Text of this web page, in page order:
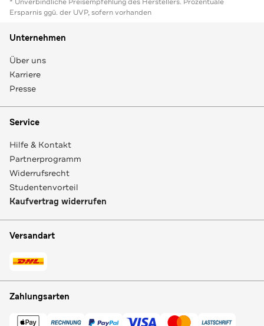
Ersparnis ggü. der UVP, sofern vorhanden
Unternehmen
Über uns
Karriere
Presse
Service
Hilfe & Kontakt
Partnerprogramm
Widerrufsrecht
Studentenvorteil
Kaufvertrag widerrufen
Versandart
Zahlungsarten